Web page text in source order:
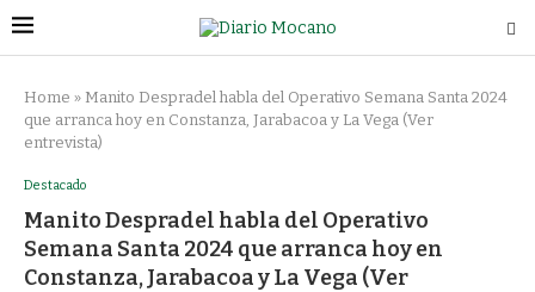
Home » Manito Despradel habla del Operativo Semana Santa 2024
que arranca hoy en Constanza, Jarabacoa y La Vega (Ver
entrevista)
Destacado
Manito Despradel habla del Operativo
Semana Santa 2024 que arranca hoy en
Constanza, Jarabacoa y La Vega (Ver